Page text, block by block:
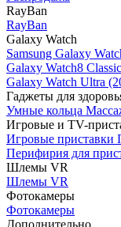
RayBan
RayBan
Galaxy Watch
Samsung Galaxy
Galaxy Watch8 Classic
Galaxy Watch Ultra
Гаджеты для
Умные кольца
Игровые и TV-
Игровые приставки
Перифирия для
Шлемы VR
Шлемы VR
Фотокамеры
Фотокамеры
Дополнительно